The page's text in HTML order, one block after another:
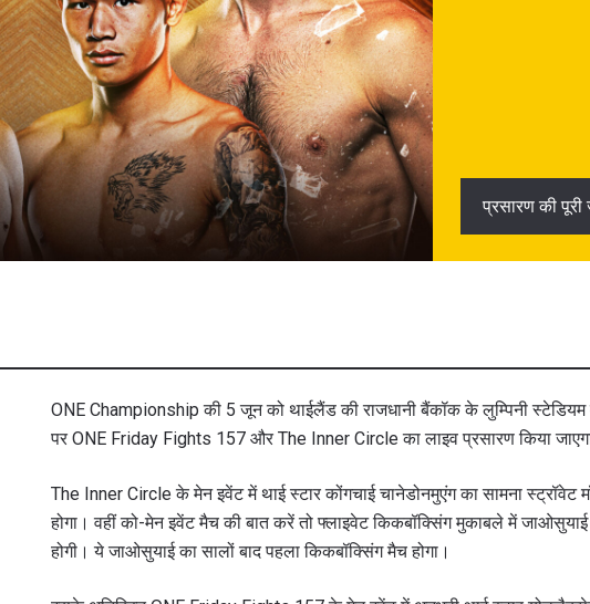
प्रसारण की पूरी
ONE Championship की 5 जून को थाईलैंड की राजधानी बैंकॉक के लुम्पिनी स्टेडियम में
पर ONE Friday Fights 157 और The Inner Circle का लाइव प्रसारण किया
The Inner Circle के मेन इवेंट में थाई स्टार कोंगचाई चानेडोनमुएंग का सामना स्ट्रॉवेट
होगा। वहीं को-मेन इवेंट मैच की बात करें तो फ्लाइवेट किकबॉक्सिंग मुकाबले में
होगी। ये जाओसुयाई का सालों बाद पहला किकबॉक्सिंग मैच होगा।